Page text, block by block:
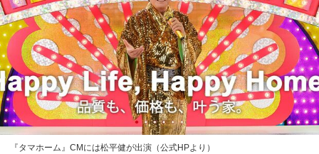
『タマホーム』CMには松平健が出演（公式HPより）